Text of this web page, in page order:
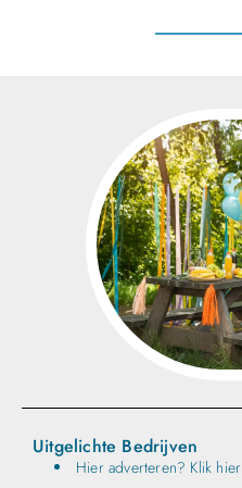
Uitgelichte Bedrijven
Hier adverteren? Klik hier